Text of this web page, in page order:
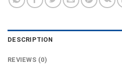
DESCRIPTION
REVIEWS (0)